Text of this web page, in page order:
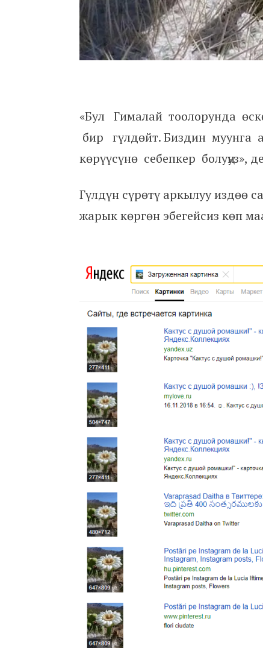
«Бул Гималай тоолорунда
бир гүлдөйт. Биздин
көрүүсүнө себепкер болуңуз»,
Гүлдүн сүрөтү аркылуу издөө
жарык көргөн эбегейсиз көп